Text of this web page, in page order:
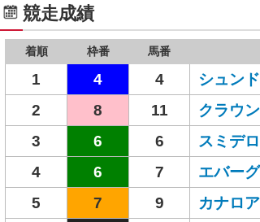
競走成績
着順 枠番 馬番
1 4 4 シュン
2
8 11 クラウ
3
6 6 スミデ
4
6 7 エバー
5
7 9 カナロア